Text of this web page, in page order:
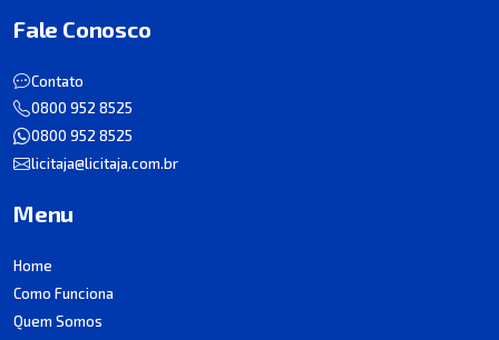
Fale Conosco
Contato
0800 952 8525
0800 952 8525
licitaja@licitaja.com.br
Menu
Home
Como Funciona
Quem Somos